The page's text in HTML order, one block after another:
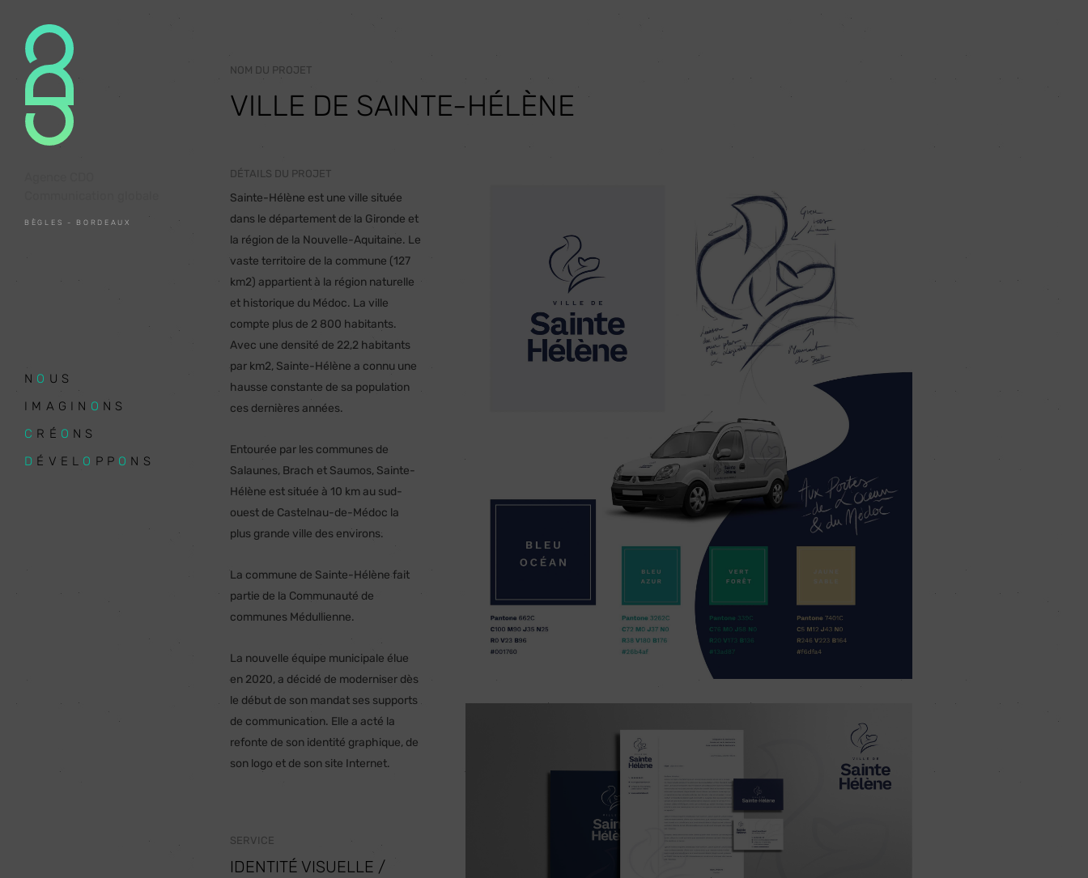
BÈGLES - BORDEAUX
N O US
IMAGIN O NS
C RÉ O NS
D ÉVEL O PP O NS
NOM DU PROJET
VILLE DE SAINTE-HÉLÈNE
DÉTAILS DU PROJET
Sainte-Hélène est une ville située
dans le département de la Gironde et
la région de la Nouvelle-Aquitaine. Le
vaste territoire de la commune (127
km2) appartient à la région naturelle
et historique du Médoc. La ville
compte plus de 2 800 habitants.
Avec une densité de 22,2 habitants
par km2, Sainte-Hélène a connu une
hausse constante de sa population
ces dernières années.
Entourée par les communes de
Salaunes, Brach et Saumos, Sainte-
Hélène est située à 10 km au sud-
ouest de Castelnau-de-Médoc la
plus grande ville des environs.
La commune de Sainte-Hélène fait
partie de la Communauté de
communes Médullienne.
La nouvelle équipe municipale élue
en 2020, a décidé de moderniser dès
le début de son mandat ses supports
de communication. Elle a acté la
refonte de son identité graphique, de
son logo et de son site Internet.
SERVICE
IDENTITÉ VISUELLE /